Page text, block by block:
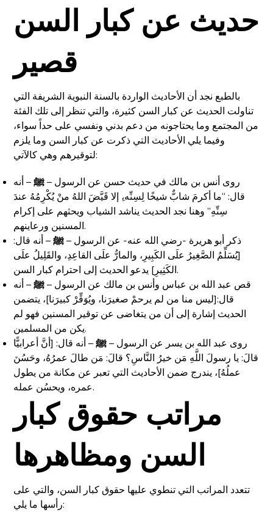
حديث عن كبار السن
قصير
بالطبع نجد أن الأحاديث الواردة بالسنة النبوية الشريفة التي
تناولت الحديث عن كبار السن كثيرة، والتي تنظر إلى تلك الفئة
من المجتمع وما يحتاجونه من دعم بدني ونفسي على حداً سواء،
وفيما يلي الأحاديث التي ذكرت عن كبار السن وما يلزم
لتوقيرهم وهي كالآتي:
روى أنس بن مالك في حديث حسن عن الرسول –ﷺ– أنه
قال: “ما أكرمَ شابٌّ شيخًا لِسِنِّه،ِ إلا قَيَّضَ اللهُ منْ يُكْرِمُهُ عندَ
سِنِّهِ” وهنا نجد الحديث يناشد الشياب ويحثهم على إكرام
المسنين ورعاينهم.
ذكر أبو هريرة -رضي الله عنه- عن الرسول –ﷺ– أنه قال:
[يُسَلِّمُ الصَّغِيرُ علَى الكَبِيرِ، والمارُّ علَى القاعِدِ، والقَلِيلُ علَى
الكَثِيرِ] يدعو الحديث إلى احترام كبار السن.
قص عبد الله بن عباس وأنس بن مالك عن الرسول –ﷺ– أنه
قال:[ليس منا من لم يرحمْ صغيرَنا، ويُوَقِّرْ كبيرَنا]، يتضمن
الحديث إشارة إلى أن من يتغاضى عن توقير المسنين فهو لم
يكن من المسلمين.
روى عبد الله بن يسر عن الرسول –ﷺ– أنه قال: [أنَّ أعرابيًّا
قالَ: يا رسولَ اللَّهِ مَن خيرُ النَّاسِ؟ قالَ: مَن طالَ عمرُهُ، وحَسُنَ
عملُهُ]، يندرج ضمن الأحاديث التي تعبر عن مكانة من يطول
عمره، ويحسُن عمله.
مراتب حقوق كبار
السن ومظاهرها
تتعدد المراتب التي تنطوي عليها حقوق كبار السن، والتي على
رأسها ما يلي: